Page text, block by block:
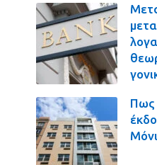
Πως